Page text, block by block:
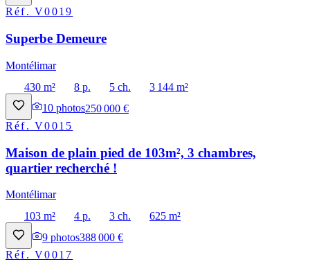
Réf.V0019
Superbe Demeure
Montélimar
430 m²
8 p. 5 ch.
3 144 m²
10 photos250 000 €
Réf.V0015
Maison de plain pied de 103m², 3 chambres,
quartier recherché !
Montélimar
103 m²
4 p. 3 ch.
625 m²
9 photos388 000 €
Réf.V0017